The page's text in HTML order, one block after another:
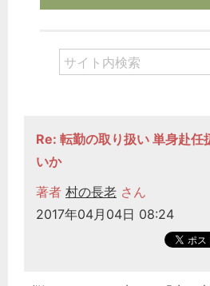
Re: 転勤の取り扱い 単身赴任
いか
著者 村の長老 さん
2017年04月04日 08:24